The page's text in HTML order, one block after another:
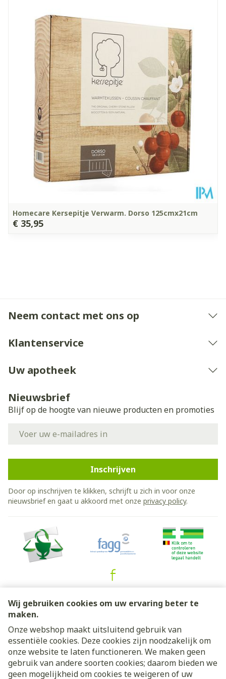
Wij gebruiken cookies om uw ervaring beter te
maken.
Onze webshop maakt uitsluitend gebruik van
essentiële cookies. Deze cookies zijn noodzakelijk om
onze website te laten functioneren. We maken geen
gebruik van andere soorten cookies; daarom bieden we
geen mogelijkheid om cookies te weigeren of uw
Homecare Kersepitje Verwarm. Dorso 125cmx21cm
€ 35,95
Neem contact met ons op
Klantenservice
Uw apotheek
Nieuwsbrief
Blijf op de hoogte van nieuwe producten en promoties
Inschrijven
Door op inschrijven te klikken, schrijft u zich in voor onze
nieuwsbrief en gaat u akkoord met onze privacy policy.
Juridische links